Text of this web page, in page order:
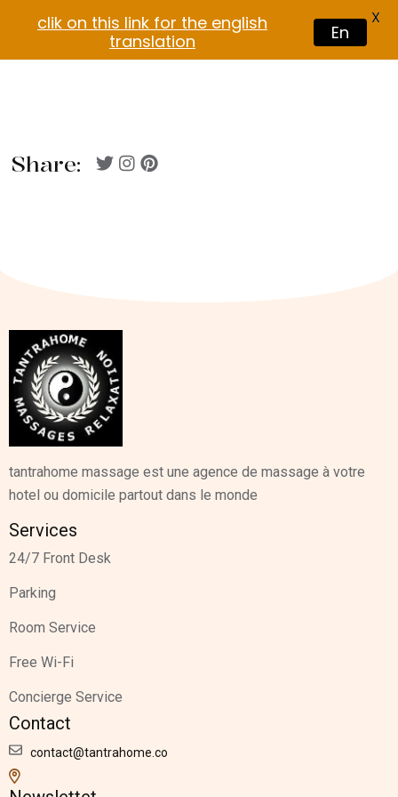
Share:
tantrahome massage est une agence de massage à votre
hotel ou domicile partout dans le monde
Services
24/7 Front Desk
Parking
Room Service
Free Wi-Fi
Concierge Service
Contact
contact@tantrahome.co
clik on this link for the english
translation
En
X